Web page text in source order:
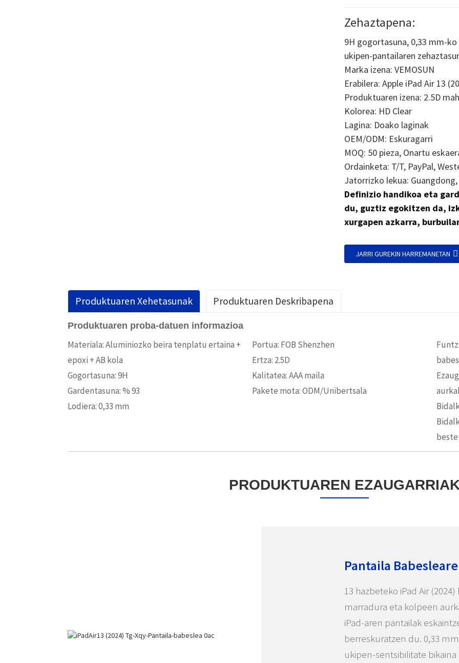
Zehaztapena:
9H gogortasuna, 0,33 mm-
ukipen-pantailaren
Marka izena: VEMOSUN
Erabilera: Apple iPad Air 13
Produktuaren izena: 2.5D
Kolorea: HD Clear
Lagina: Doako laginak
OEM/ODM: Eskuragarri
MOQ: 50 pieza, Onartu
Ordainketa: T/T, PayPal,
Jatorrizko lekua:
Definizio handikoa eta
du, guztiz egokitzen da,
xurgapen azkarra,
JARRI GUREKIN HARREMANETAN
Produktuaren Xehetasunak Produktuaren Deskribapena
Produktuaren proba-datuen informazioa
Materiala: Aluminiozko beira tenplatu ertaina +
epoxi + AB kola
Gogortasuna: 9H
Gardentasuna: % 93
Lodiera: 0,33 mm
Portua: FOB Shenzhen
Ertza: 2.5D
Kalitatea: AAA maila
Pakete mota: ODM/Unibertsala
PRODUKTUAREN
Pantaila
13 hazbeteko iPad Air
marradura eta kolpeen
iPad-aren pantailak
berreskuratzen du. 0,33
ukipen-sentsibilitate